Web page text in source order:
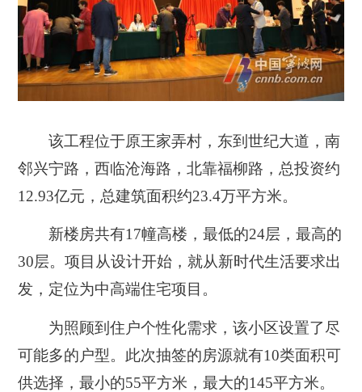
该工程位于原王家弄村，东到世纪大道，南
邻兴宁路，西临沧海路，北靠福柳路，总投资约
12.93亿元，总建筑面积约23.4万平方米。
新楼房共有17幢高楼，最低的24层，最高的
30层。项目从设计开始，就从新时代生活要求出
发，定位为中高端住宅项目。
为照顾到住户个性化需求，该小区设置了尽
可能多的户型。此次抽签的房源就有10类面积可
供选择，最小的55平方米，最大的145平方米。